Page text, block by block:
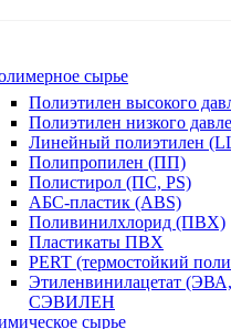
сырье
Полиэтилен высокого
Полиэтилен низкого
Линейный полиэтилен
Полипропилен (ПП)
Полистирол (ПС, PS)
АБС-пластик (ABS)
Поливинилхлорид (ПВХ)
Пластикаты ПВХ
PERT (термостойкий
Этиленвинилацетат
СЭВИЛЕН
сырье